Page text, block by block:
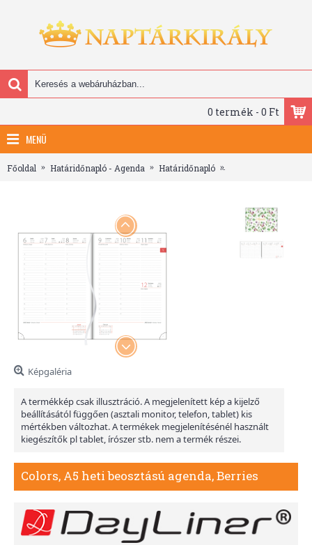
0 termék - 0 Ft
MENÜ
Főoldal Határidőnapló - Agenda Határidőnapló
Képgaléria
A termékkép csak illusztráció. A megjelenített kép a kijelző
beállításától függően (asztali monitor, telefon, tablet) kis
mértékben változhat. A termékek megjelenítésénél használt
kiegészítők pl tablet, írószer stb. nem a termék részei.
Colors, A5 heti beosztású agenda, Berries